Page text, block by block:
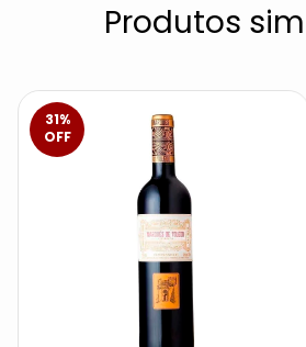
Produtos
31%
OFF